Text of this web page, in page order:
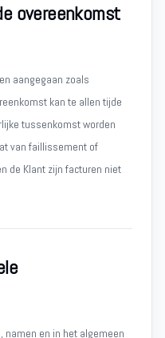
overeenkomst
aangegaan zoals
kan te allen tijde
tussenkomst worden
van faillissement of
de Klant zijn facturen niet
namen en in het algemeen